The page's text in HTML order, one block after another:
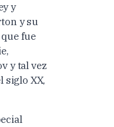
y
y su
fue
y tal vez
siglo XX,